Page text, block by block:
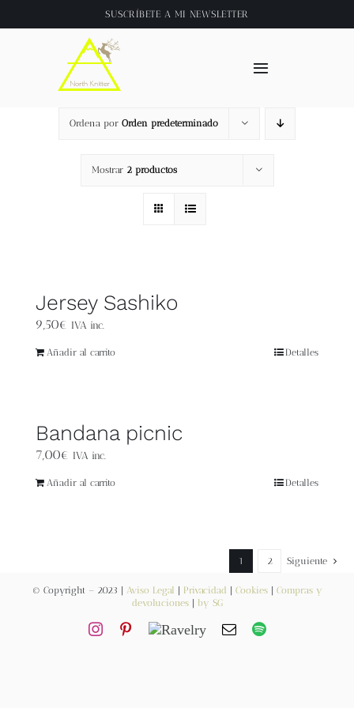
al
SUSCRÍBETE A MI NEWSLETTER
Toggle
Inicio
About
Tienda
Videos
Ordena por Orden predeterminado
Mostrar 2 productos
Jersey Sashiko
9,50€ IVA inc.
Añadir al carrito Detalles
Bandana picnic
7,00€ IVA inc.
Añadir al carrito Detalles
1 2 Siguiente
© Copyright – 2023 | Aviso Legal Privacidad Cookies| Compras y
devoluciones| by SG